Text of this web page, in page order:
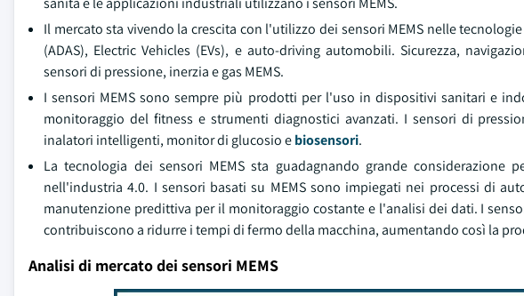
Il mercato sta vivendo la crescita con l'utilizzo dei sensori MEMS nelle
(ADAS), Electric Vehicles (EVs), e auto-driving automobili. Sicurezza,
sensori di pressione, inerzia e gas MEMS.
I sensori MEMS sono sempre più prodotti per l'uso in dispositivi sanitari e
monitoraggio del fitness e strumenti diagnostici avanzati. I sensori di
inalatori intelligenti, monitor di glucosio ebiosensori.
La tecnologia dei sensori MEMS sta guadagnando grande
nell'industria 4.0. I sensori basati su MEMS sono impiegati nei processi di
manutenzione predittiva per il monitoraggio costante e l'analisi dei dati. I
contribuiscono a ridurre i tempi di fermo della macchina, aumentando così la
Analisi di mercato dei sensori MEMS